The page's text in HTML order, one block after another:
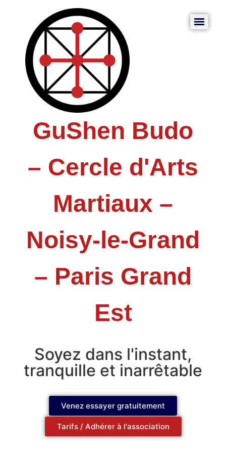
GuShen Budo
– Cercle d'Arts
Martiaux –
Noisy-le-Grand
– Paris Grand
Est
Soyez dans l'instant,
tranquille et inarrêtable
Venez essayer gratuitement
Tarifs / Adhérer à l'association